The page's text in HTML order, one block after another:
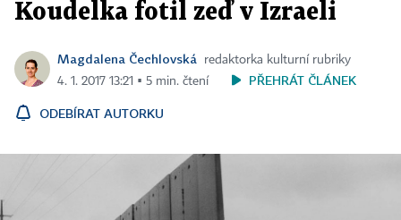
Koudelka fotil zeď v Izraeli
Magdalena Čechlovská
redaktorka kulturní rubriky
4. 1. 2017 13:21 ▪ 5 min. čtení
PŘEHRÁT ČLÁNEK
ODEBÍRAT AUTORKU